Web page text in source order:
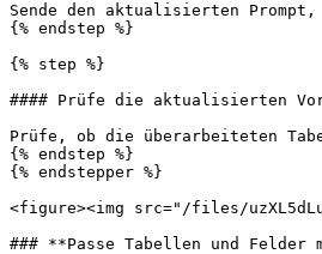
Sende den aktualisierten
{% endstep %}
{% step %}
#### Prüfe die aktualisierten
Prüfe, ob die überarbeiteten
{% endstep %}
{% endstepper %}
<figure><img src="/files/
### **Passe Tabellen und Felder